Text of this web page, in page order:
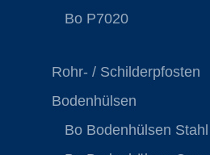
Bo P7020
Rohr- / Schilderpfosten
Bodenhülsen
Bo Bodenhülsen Stahl